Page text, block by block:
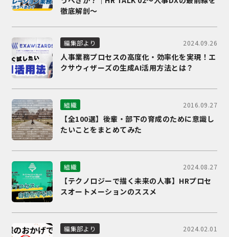
徹底解剖～
編集部より 2024.09.26
人事業務プロセスの高度化・効率化を実現！エ
クサウィザーズの生成AI活用方法とは？
組織 2016.09.27
【全100選】後輩・部下の育成のために意識し
たいことをまとめてみた
組織 2024.08.27
【テクノロジーで描く未来の人事】HRプロセ
スオートメーションのススメ
編集部より 2024.02.01